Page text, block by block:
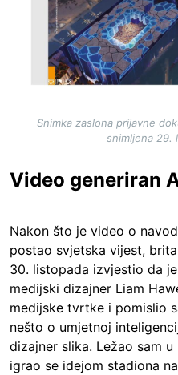
Snimka zaslona prijavne
snimljena 29.
Video generiran
Nakon što je video o
postao svjetska vijest,
30. listopada izvjestio da
medijski dizajner Liam
medijske tvrtke i pomislio
nešto o umjetnoj
dizajner slika. Ležao sam
igrao se idejom stadiona